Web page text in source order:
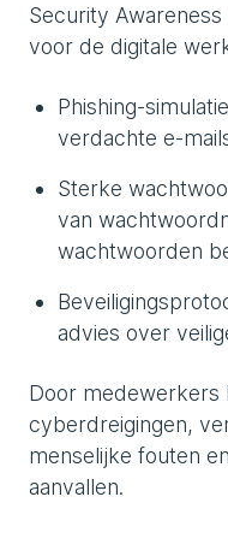
Security
voor de digitale
Phishing-
verdachte e-
Sterke
van
wachtwoorden
advies over
Door medewerkers
cyberdreigingen,
menselijke fouten
aanvallen.